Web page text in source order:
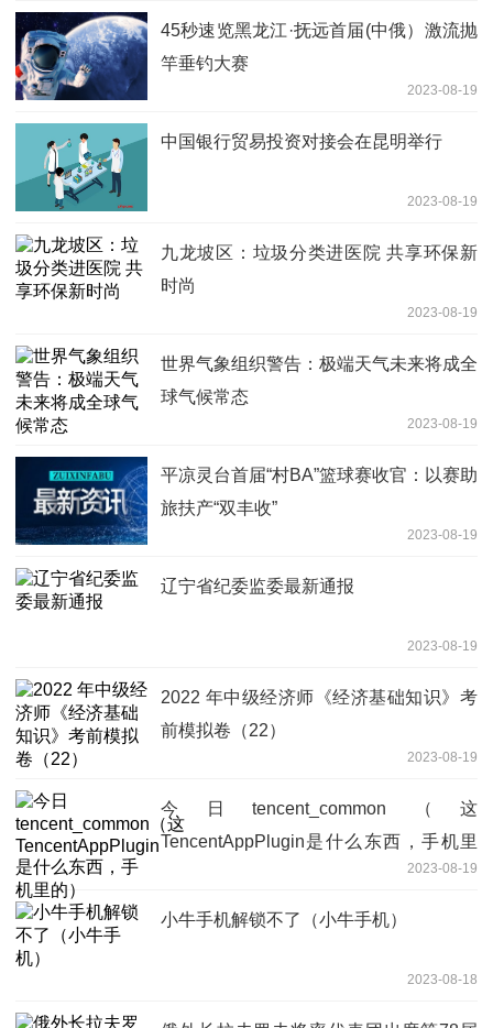
45秒速览黑龙江·抚远首届(中俄）激流抛
竿垂钓大赛
2023-08-19
中国银行贸易投资对接会在昆明举行
2023-08-19
九龙坡区：垃圾分类进医院 共享环保新
时尚
2023-08-19
世界气象组织警告：极端天气未来将成全
球气候常态
2023-08-19
平凉灵台首届“村BA”篮球赛收官：以赛助
旅扶产“双丰收”
2023-08-19
辽宁省纪委监委最新通报
2023-08-19
2022 年中级经济师《经济基础知识》考
前模拟卷（22）
2023-08-19
今日tencent_common（这
TencentAppPlugin是什么东西，手机里
2023-08-19
小牛手机解锁不了（小牛手机）
2023-08-18